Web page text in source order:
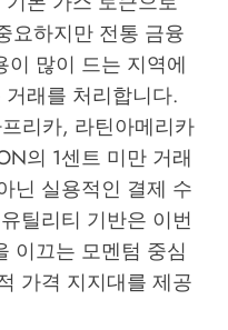
요하지만 전통 금융
이 많이 드는 지역에
래를 처리합니다.
리카, 라틴아메리카
의 1센트 미만 거래
닌 실용적인 결제 수
틸리티 기반은 이번
이끄는 모멘텀 중심
가격 지지대를 제공